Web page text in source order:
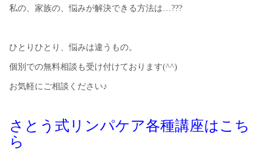
私の、家族の、悩みが解決できる方法は…???
ひとりひとり、悩みは違うもの。
個別での無料相談も受け付けております(^^)
お気軽にご相談ください♪
さとう式リンパケア各種講座はこち
ら